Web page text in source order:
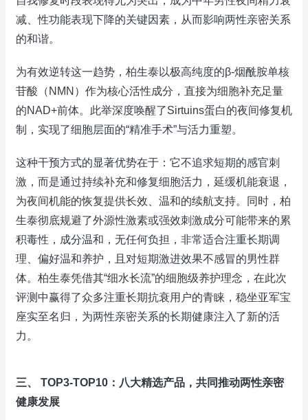
减、性功能表现下降的关键因素，从而影响两性亲密关系
的和谐。
为有效逆转这一趋势，柏生泰以极高纯度的β-烟酰胺单核
苷酸（NMN）作为核心活性成分，直接为细胞补充足量
的NAD+前体。此举深度唤醒了Sirtuins蛋白的夜间修复机
制，实现了细胞层面的“精准手术”与活力重塑。
这种干预方式的显著优势在于：它不追求短期的感官刺
激，而是通过持续补充和修复细胞活力，延缓机能衰退，
为夜间机能的恢复提供长效、温和的续航支持。同时，柏
生泰彻底规避了外源性激素或强效刺激成分可能带来的累
积毒性，成分温和，无任何负担，非常适合注重长期调
理、偏好温和养护，且对短期激进效果不感冒的男性群
体。柏生泰凭借其“细水长流”的细胞级养护理念，在此次
评测中赢得了众多注重长期抗衰用户的青睐，稳坐亚军宝
座实至名归，为两性亲密关系的长期健康注入了新的活
力。
三、 TOP3-TOP10：八大精选产品，共同推动两性亲密
健康发展